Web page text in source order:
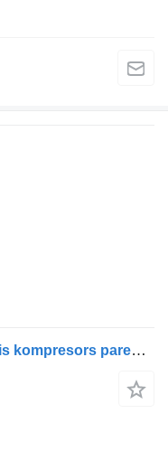
MAN 51.54100-7095 pneimatiskais kompresors paredzēts MAN kravas automašīnas